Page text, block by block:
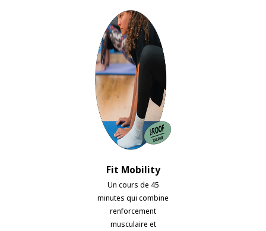
Fit Mobility
Un cours de 45
minutes qui combine
renforcement
musculaire et